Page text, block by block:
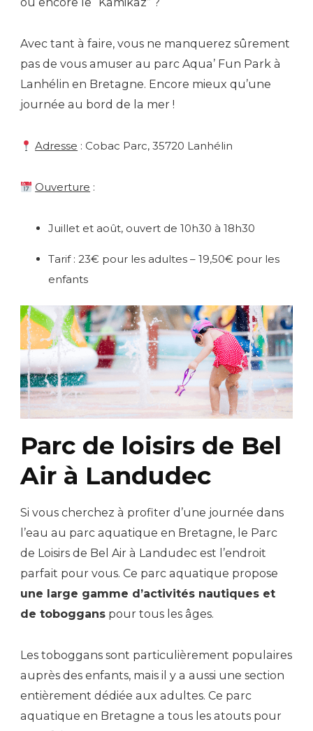
Avec tant à faire, vous ne manquerez sûrement
pas de vous amuser au parc Aqua’ Fun Park à
Lanhélin en Bretagne. Encore mieux qu’une
journée au bord de la mer !
Adresse : Cobac Parc, 35720 Lanhélin
Ouverture :
Juillet et août, ouvert de 10h30 à 18h30
Tarif : 23€ pour les adultes – 19,50€ pour les
enfants
Parc de loisirs de Bel
Air à Landudec
Si vous cherchez à profiter d’une journée dans
l’eau au parc aquatique en Bretagne, le Parc
de Loisirs de Bel Air à Landudec est l’endroit
parfait pour vous. Ce parc aquatique propose
une large gamme d’activités nautiques et
de toboggans pour tous les âges.
Les toboggans sont particulièrement populaires
auprès des enfants, mais il y a aussi une section
entièrement dédiée aux adultes. Ce parc
aquatique en Bretagne a tous les atouts pour